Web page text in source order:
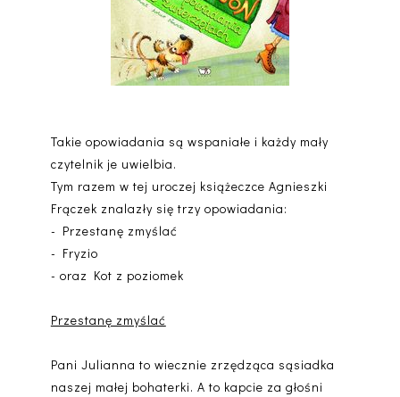
Takie opowiadania są wspaniałe i każdy mały
czytelnik je uwielbia.
Tym razem w tej uroczej książeczce Agnieszki
Frączek znalazły się trzy opowiadania:
- Przestanę zmyślać
- Fryzio
- oraz Kot z poziomek
Przestanę zmyślać
Pani Julianna to wiecznie zrzędząca sąsiadka
naszej małej bohaterki. A to kapcie za głośni